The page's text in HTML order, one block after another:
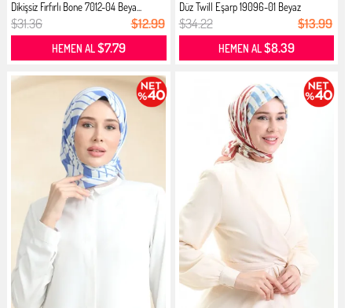
Dikişsiz Fırfırlı Bone 7012-04 Beya...
$31.36 $12.99
HEMEN AL$7.79
Düz Twill Eşarp 19096-01 Beyaz
$34.22 $13.99
HEMEN AL$8.39